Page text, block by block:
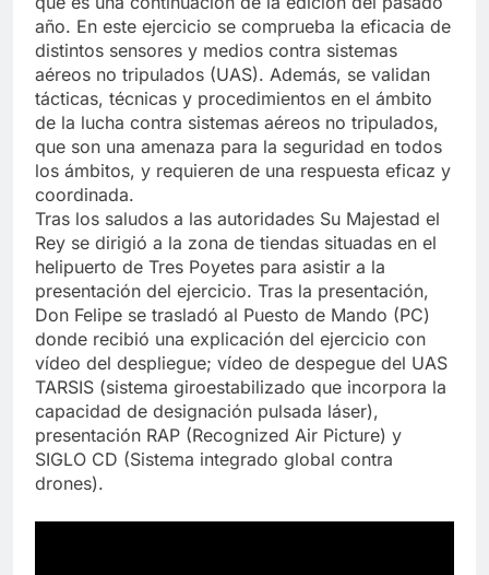
año. En este ejercicio se comprueba la eficacia de
distintos sensores y medios contra sistemas
aéreos no tripulados (UAS). Además, se validan
tácticas, técnicas y procedimientos en el ámbito
de la lucha contra sistemas aéreos no tripulados,
que son una amenaza para la seguridad en todos
los ámbitos, y requieren de una respuesta eficaz y
coordinada.
Tras los saludos a las autoridades Su Majestad el
Rey se dirigió a la zona de tiendas situadas en el
helipuerto de Tres Poyetes para asistir a la
presentación del ejercicio. Tras la presentación,
Don Felipe se trasladó al Puesto de Mando (PC)
donde recibió una explicación del ejercicio con
vídeo del despliegue; vídeo de despegue del UAS
TARSIS (sistema giroestabilizado que incorpora la
capacidad de designación pulsada láser),
presentación RAP (Recognized Air Picture) y
SIGLO CD (Sistema integrado global contra
drones).